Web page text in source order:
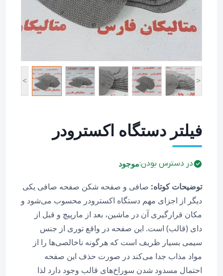
هیدرولیک هاو Hawe
کوپلینگ اتصال سریع
شیلنگ خرطومی
فلکسیبل استیل
سایت گلاس و فلومتر
ولو بگ فیلتر و بگ
هوس
سیل کیت پالس ولو و
بوبین و متعلقات
< >
فیلتر دستگاه اکسترودر
در دسترس بودن:موجود
توضیحات کوتاه: صافی و صفحه شکن صفحه صافی یکی
دیگر از اجزای مهم دستگاه اکسترودر محسوب می‌شود و
مکان قرارگیری آن در ماشین، بعد از مارپیچ و قبل از
دای (قالب) است. این صفحه در واقع توری از جنس
سیمی بسیار ظریف است که هرگونه ناخالصی‌ها را از
مواد مذاب جدا می‌کند در صورت حذف این صفحه
احتمال مسدود شدن سوراخ‌های قالب وجود دارد لذا